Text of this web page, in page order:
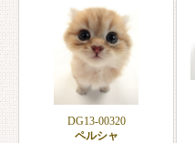
DG13-00320
ペルシャ